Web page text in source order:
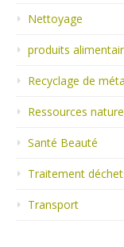
Nettoyage
produits
Recyclage de
Ressources
Santé Beauté
Traitement
Transport